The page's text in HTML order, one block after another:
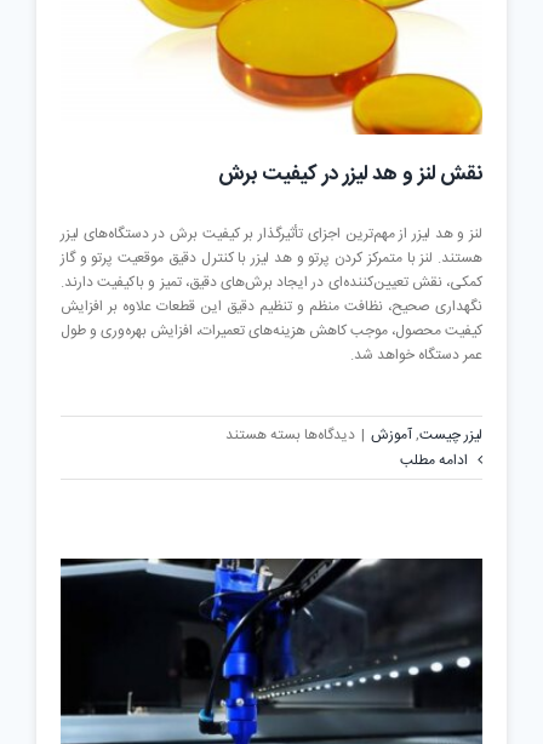
نقش لنز و هد لیزر در کیفیت برش
لنز و هد لیزر از مهم‌ترین اجزای تأثیرگذار بر کیفیت برش در دستگاه‌های لیزر
هستند. لنز با متمرکز کردن پرتو و هد لیزر با کنترل دقیق موقعیت پرتو و گاز
کمکی، نقش تعیین‌کننده‌ای در ایجاد برش‌های دقیق، تمیز و باکیفیت دارند.
نگهداری صحیح، نظافت منظم و تنظیم دقیق این قطعات علاوه بر افزایش
کیفیت محصول، موجب کاهش هزینه‌های تعمیرات، افزایش بهره‌وری و طول
عمر دستگاه خواهد شد.
لیزر چیست,آموزش | دیدگاه‌ها برای
لنز
لیزر
در
کیفیت
برش
بسته هستند
ادامه مطلب